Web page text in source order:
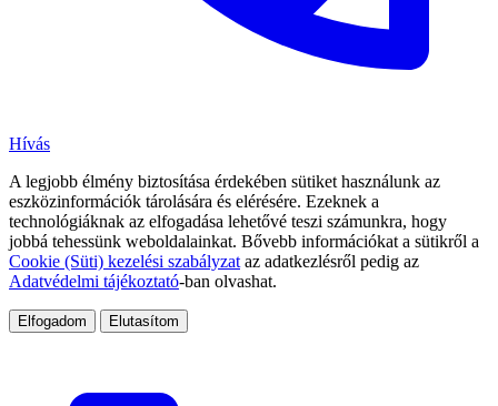
Hívás
A legjobb élmény biztosítása érdekében sütiket használunk az
eszközinformációk tárolására és elérésére. Ezeknek a
technológiáknak az elfogadása lehetővé teszi számunkra, hogy
jobbá tehessünk weboldalainkat. Bővebb információkat a sütikről a
Cookie (Süti) kezelési szabályzat az adatkezlésről pedig az
Adatvédelmi tájékoztató-ban olvashat.
Elfogadom Elutasítom